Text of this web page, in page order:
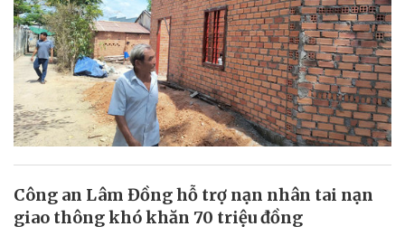
Công an Lâm Đồng hỗ trợ nạn nhân tai nạn
giao thông khó khăn 70 triệu đồng